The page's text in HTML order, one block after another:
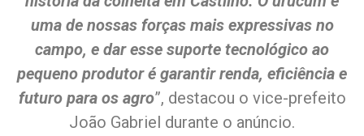
uma de nossas forças mais expressivas no
campo, e dar esse suporte tecnológico ao
pequeno produtor é garantir renda, eficiência e
futuro para os agro”, destacou o vice-prefeito
João Gabriel durante o anúncio.